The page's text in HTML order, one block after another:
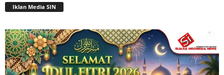
Iklan Media SIN